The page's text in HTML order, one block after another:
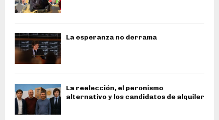
La esperanza no derrama
La reelección, el peronismo
alternativo y los candidatos de alquiler